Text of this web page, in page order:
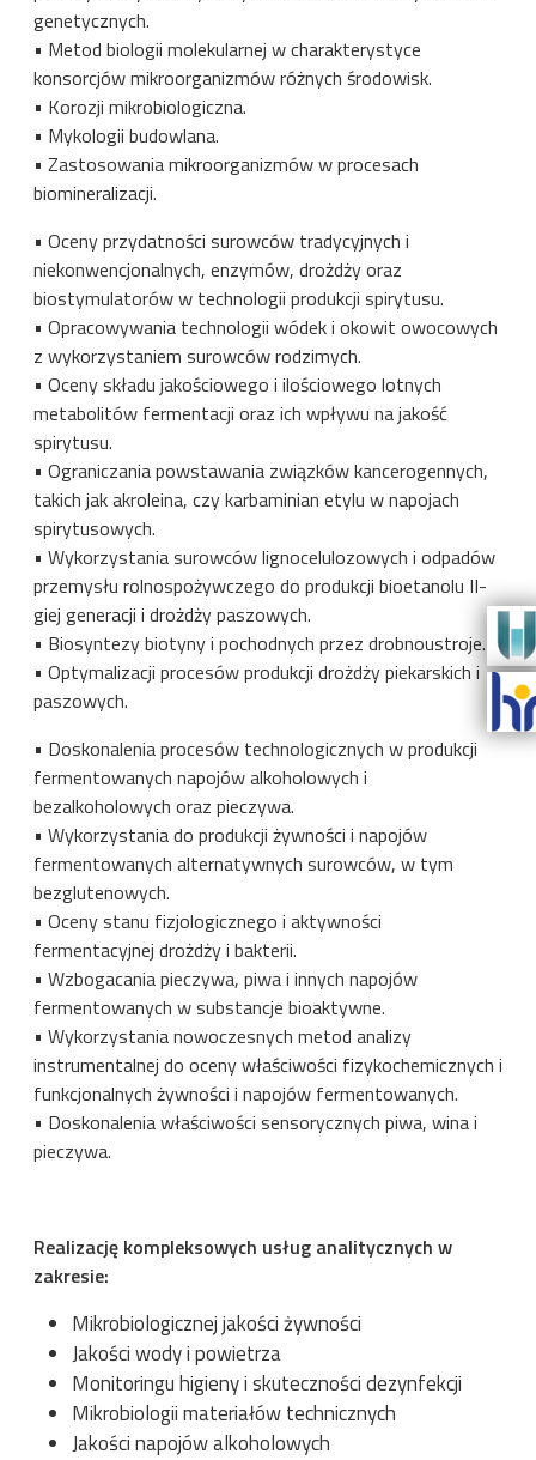
genetycznych.
• Metod biologii molekularnej w charakterystyce
konsorcjów mikroorganizmów różnych środowisk.
• Korozji mikrobiologiczna.
• Mykologii budowlana.
• Zastosowania mikroorganizmów w procesach
biomineralizacji.
• Oceny przydatności surowców tradycyjnych i
niekonwencjonalnych, enzymów, drożdży oraz
biostymulatorów w technologii produkcji spirytusu.
• Opracowywania technologii wódek i okowit owocowych
z wykorzystaniem surowców rodzimych.
• Oceny składu jakościowego i ilościowego lotnych
metabolitów fermentacji oraz ich wpływu na jakość
spirytusu.
• Ograniczania powstawania związków kancerogennych,
takich jak akroleina, czy karbaminian etylu w napojach
spirytusowych.
• Wykorzystania surowców lignocelulozowych i odpadów
przemysłu rolnospożywczego do produkcji bioetanolu II-
giej generacji i drożdży paszowych.
• Biosyntezy biotyny i pochodnych przez drobnoustroje.
• Optymalizacji procesów produkcji drożdży piekarskich i
paszowych.
• Doskonalenia procesów technologicznych w produkcji
fermentowanych napojów alkoholowych i
bezalkoholowych oraz pieczywa.
• Wykorzystania do produkcji żywności i napojów
fermentowanych alternatywnych surowców, w tym
bezglutenowych.
• Oceny stanu fizjologicznego i aktywności
fermentacyjnej drożdży i bakterii.
• Wzbogacania pieczywa, piwa i innych napojów
fermentowanych w substancje bioaktywne.
• Wykorzystania nowoczesnych metod analizy
instrumentalnej do oceny właściwości fizykochemicznych i
funkcjonalnych żywności i napojów fermentowanych.
• Doskonalenia właściwości sensorycznych piwa, wina i
pieczywa.
Realizację kompleksowych usług analitycznych w
zakresie:
Mikrobiologicznej jakości żywności
Jakości wody i powietrza
Monitoringu higieny i skuteczności dezynfekcji
Mikrobiologii materiałów technicznych
Jakości napojów alkoholowych